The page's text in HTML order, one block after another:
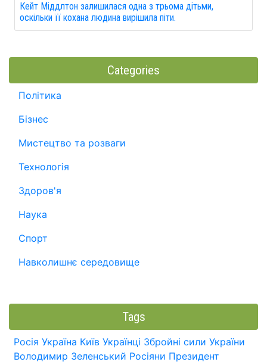
Кейт Міддлтон залишилася одна з трьома дітьми,
оскільки її кохана людина вирішила піти.
Categories
Політика
Бізнес
Мистецтво та розваги
Технологія
Здоров'я
Наука
Спорт
Навколишнє середовище
Tags
Росія Україна Київ Українці Збройні сили України
Володимир Зеленський Росіяни Президент